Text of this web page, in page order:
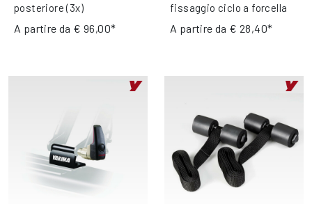
posteriore (3x)
A partire da € 96,00*
fissaggio ciclo a forcella
A partire da € 28,40*